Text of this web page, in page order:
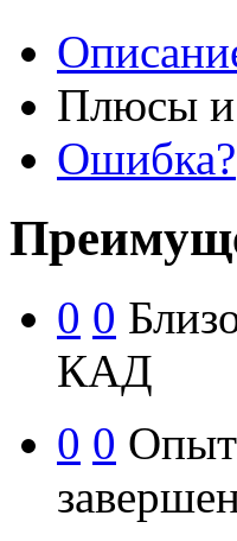
Плюсы
Ошибка?
0 0
КАД
0 0